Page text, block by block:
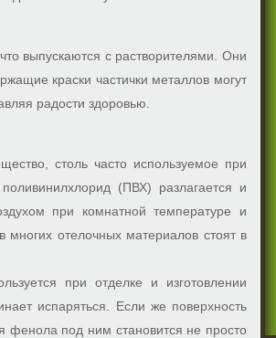
выпускаются с растворителями. Они
краски частички металлов могут
радости здоровью.
столь часто используемое при
(ПВХ) разлагается и
при комнатной температуре и
отелочных материалов стоят в
при отделке и изготовлении
испаряться. Если же поверхность
под ним становится не просто